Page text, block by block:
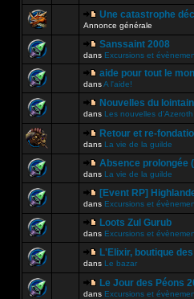
Une catastrophe
Annonce générale
Sanssaint 2008
dans Excursions et
aide pour tout le
dansA l'aide!
Nouvelles du
dans Les nouvelles
Retour et re-
dans La vie de la guilde
Absence prolongée
dans La vie de la guilde
[Event RP]
dans Excursions et
Loots Zul Gurub
dans Excursions et
L'Elixir, boutique
dans Le bazar
Le Jour des Péons
dans Excursions et